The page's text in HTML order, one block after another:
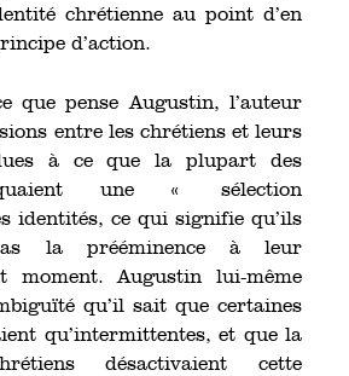
chrétienne au point d’en
d’action.
que pense Augustin, l’auteur
entre les chrétiens et leurs
à ce que la plupart des
une « sélection
identités, ce qui signifie qu’ils
la prééminence à leur
moment. Augustin lui-même
qu’il sait que certaines
qu’intermittentes, et que la
désactivaient cette